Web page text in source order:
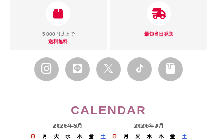
5,000円以上で
送料無料
最短当日発送
CALENDAR
2026年8月
日 月 火 水 木 金
土
2026年9月
日 月 火 水 木 金
土